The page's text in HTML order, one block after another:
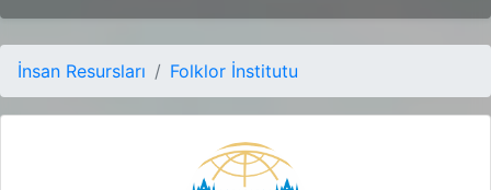
İnsan Resursları Folklor İnstitutu